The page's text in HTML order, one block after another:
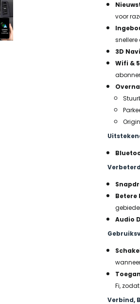
voor
snellere
3D
Wifi &
Betere
Audio
Fi,
Verbind,